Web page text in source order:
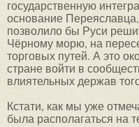
государственную
основание
позволило бы Руси
Чёрному морю, на
торговых путей. А это
стране войти в
влиятельных держав
Кстати, как мы уже
была располагаться на